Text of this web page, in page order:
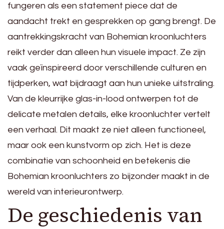
fungeren als een statement piece dat de
aandacht trekt en gesprekken op gang brengt. De
aantrekkingskracht van Bohemian kroonluchters
reikt verder dan alleen hun visuele impact. Ze zijn
vaak geïnspireerd door verschillende culturen en
tijdperken, wat bijdraagt aan hun unieke uitstraling.
Van de kleurrijke glas-in-lood ontwerpen tot de
delicate metalen details, elke kroonluchter vertelt
een verhaal. Dit maakt ze niet alleen functioneel,
maar ook een kunstvorm op zich. Het is deze
combinatie van schoonheid en betekenis die
Bohemian kroonluchters zo bijzonder maakt in de
wereld van interieurontwerp.
De geschiedenis van